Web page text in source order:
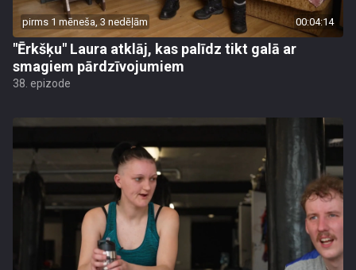
pirms 1 mēneša, 3 nedēļām 00:04:14
"Ērkšķu" Laura atklāj, kas palīdz tikt galā ar
smagiem pārdzīvojumiem
38. epizode